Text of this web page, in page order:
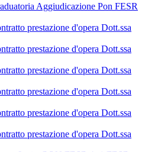
Aggiudicazione Pon FESR
prestazione d'opera Dott.ssa
prestazione d'opera Dott.ssa
prestazione d'opera Dott.ssa
prestazione d'opera Dott.ssa
prestazione d'opera Dott.ssa
prestazione d'opera Dott.ssa